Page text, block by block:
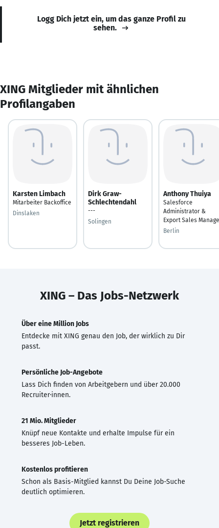
Logg Dich jetzt ein, um das ganze Profil zu
sehen.
XING Mitglieder mit ähnlichen
Profilangaben
Karsten Limbach
Mitarbeiter Backoffice
Dinslaken
Dirk Graw-
Schlechtendahl
---
Solingen
Anthony Thuiya
Salesforce
Administrator &
Export Sales
Berlin
XING – Das Jobs-Netzwerk
Über eine Million Jobs
Entdecke mit XING genau den Job, der wirklich zu Dir
passt.
Persönliche Job-Angebote
Lass Dich finden von Arbeitgebern und über 20.000
Recruiter·innen.
21 Mio. Mitglieder
Knüpf neue Kontakte und erhalte Impulse für ein
besseres Job-Leben.
Kostenlos profitieren
Schon als Basis-Mitglied kannst Du Deine Job-Suche
deutlich optimieren.
Jetzt registrieren